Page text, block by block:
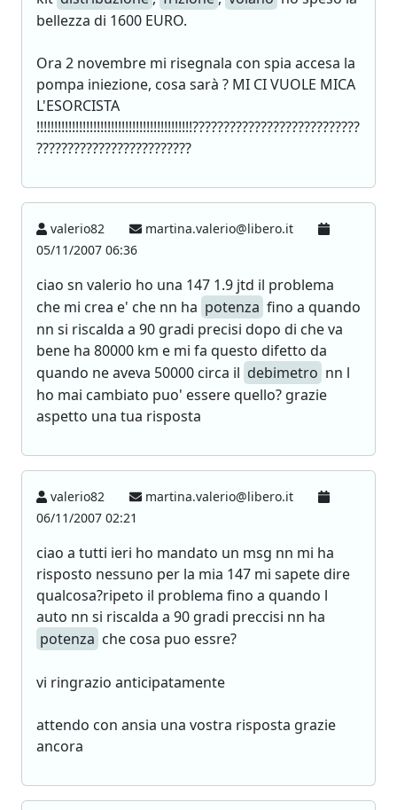
bellezza di 1600 EURO.
Ora 2 novembre mi risegnala con spia accesa la
pompa iniezione, cosa sarà ? MI CI VUOLE MICA
L'ESORCISTA
!!!!!!!!!!!!!!!!!!!!!!!!!!!!!!!!!!!!!!!!!!!!???????????????????????????
?????????????????????????
valerio82
martina.valerio@libero.it
05/11/2007 06:36
ciao sn valerio ho una 147 1.9 jtd il problema
che mi crea e' che nn ha potenza fino a quando
nn si riscalda a 90 gradi precisi dopo di che va
bene ha 80000 km e mi fa questo difetto da
quando ne aveva 50000 circa il debimetro nn l
ho mai cambiato puo' essere quello? grazie
aspetto una tua risposta
valerio82
martina.valerio@libero.it
06/11/2007 02:21
ciao a tutti ieri ho mandato un msg nn mi ha
risposto nessuno per la mia 147 mi sapete dire
qualcosa?ripeto il problema fino a quando l
auto nn si riscalda a 90 gradi preccisi nn ha
potenza che cosa puo essre?
vi ringrazio anticipatamente
attendo con ansia una vostra risposta grazie
ancora